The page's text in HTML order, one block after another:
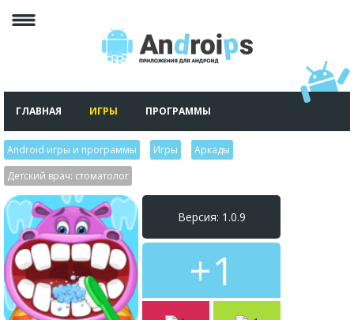
ГЛАВНАЯ ИГРЫ ПРОГРАММЫ
Android игры и программы Игры Аркады
Детский врач: стоматолог
Версия: 1.0.9
+1